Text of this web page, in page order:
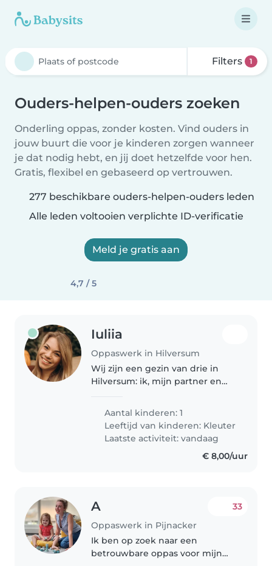
Filters 1
Ouders-helpen-ouders zoeken
Onderling oppas, zonder kosten. Vind ouders in
jouw buurt die voor je kinderen zorgen wanneer
je dat nodig hebt, en jij doet hetzelfde voor hen.
Gratis, flexibel en gebaseerd op vertrouwen.
277 beschikbare ouders-helpen-ouders leden
Alle leden voltooien verplichte ID-verificatie
Meld je gratis aan
4,7 / 5
Iuliia
Oppaswerk in Hilversum
Wij zijn een gezin van drie in
Hilversum: ik, mijn partner en
op basisschool Villa Vrolik. Thuis
praten we een mix van
Russisch/Oekraïens en
Nederlands..
Aantal kinderen: 1
Leeftijd van kinderen: Kleuter
Laatste activiteit: vandaag
€ 8,00/uur
A
Oppaswerk in Pijnacker
33
Ik ben op zoek naar een
betrouwbare oppas voor mijn